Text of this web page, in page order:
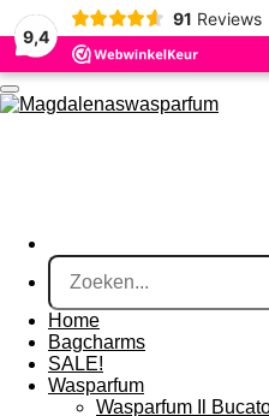
9,4
91 Reviews
Ga
direct
naar
de
hoofdinhoud
Home
Bagcharms
SALE!
Wasparfum
Wasparfum Il